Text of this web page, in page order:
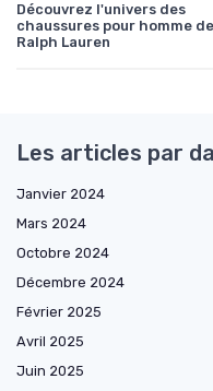
Découvrez l'univers des
chaussures pour homme de
Ralph Lauren
Les articles par
Janvier 2024
Mars 2024
Octobre 2024
Décembre 2024
Février 2025
Avril 2025
Juin 2025